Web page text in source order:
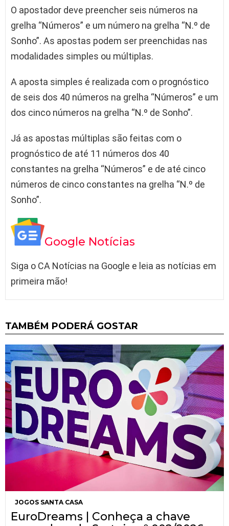
O apostador deve preencher seis números na
grelha “Números” e um número na grelha “N.º de
Sonho”. As apostas podem ser preenchidas nas
modalidades simples ou múltiplas.
A aposta simples é realizada com o prognóstico
de seis dos 40 números na grelha “Números” e um
dos cinco números na grelha “N.º de Sonho”.
Já as apostas múltiplas são feitas com o
prognóstico de até 11 números dos 40
constantes na grelha “Números” e de até cinco
números de cinco constantes na grelha “N.º de
Sonho”.
Google Notícias
Siga o CA Notícias na Google e leia as notícias em
primeira mão!
TAMBÉM PODERÁ GOSTAR
JOGOS SANTA CASA
EuroDreams | Conheça a chave